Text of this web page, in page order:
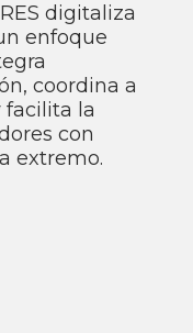
digitaliza
enfoque
coordina a
facilita la
con
extremo.